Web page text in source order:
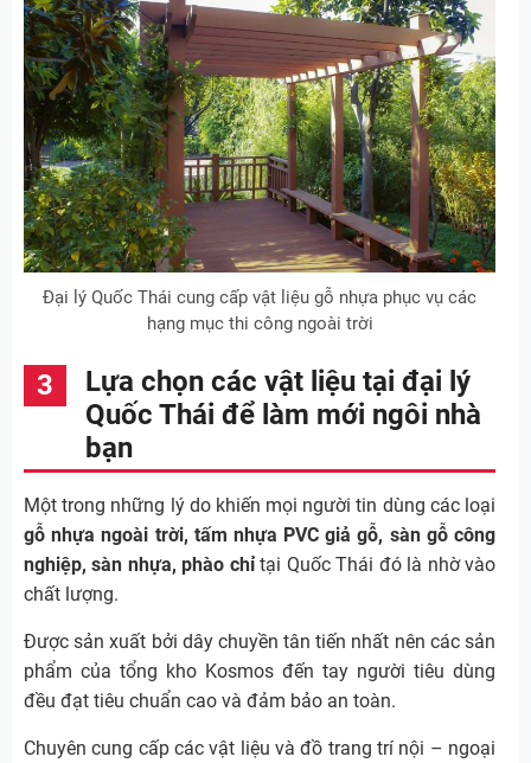
Đại lý Quốc Thái cung cấp vật liệu gỗ nhựa phục vụ các
hạng mục thi công ngoài trời
Lựa chọn các vật liệu tại đại lý
Quốc Thái để làm mới ngôi nhà
bạn
Một trong những lý do khiến mọi người tin dùng các loại
gỗ nhựa ngoài trời, tấm nhựa PVC giả gỗ, sàn gỗ công
nghiệp, sàn nhựa, phào chỉtại Quốc Thái đó là nhờ vào
chất lượng.
Được sản xuất bởi dây chuyền tân tiến nhất nên các sản
phẩm của tổng kho Kosmos đến tay người tiêu dùng
đều đạt tiêu chuẩn cao và đảm bảo an toàn.
Chuyên cung cấp các vật liệu và đồ trang trí nội – ngoại